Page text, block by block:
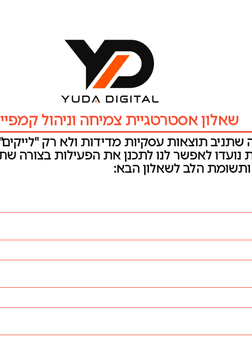
שאלון אסטרטגיית צמיחה וניהול
תוצאות עסקיות מדידות ולא רק
לאפשר לנו לתכנן את הפעילות בצורה
הלב לשאלון הבא: